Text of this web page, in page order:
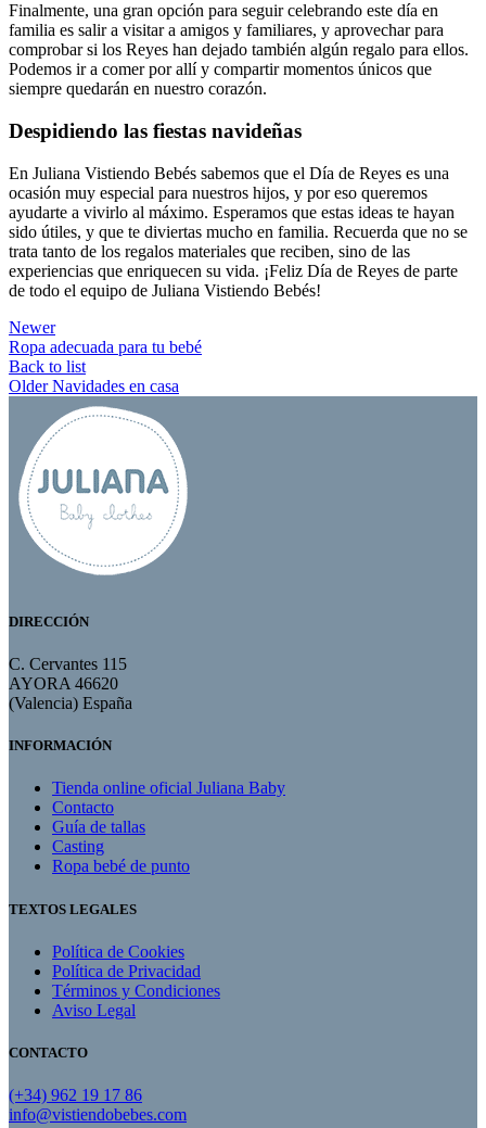
Finalmente, una gran opción para seguir celebrando este día en
familia es salir a visitar a amigos y familiares, y aprovechar para
comprobar si los Reyes han dejado también algún regalo para ellos.
Podemos ir a comer por allí y compartir momentos únicos que
siempre quedarán en nuestro corazón.
Despidiendo las fiestas navideñas
En Juliana Vistiendo Bebés sabemos que el Día de Reyes es una
ocasión muy especial para nuestros hijos, y por eso queremos
ayudarte a vivirlo al máximo. Esperamos que estas ideas te hayan
sido útiles, y que te diviertas mucho en familia. Recuerda que no se
trata tanto de los regalos materiales que reciben, sino de las
experiencias que enriquecen su vida. ¡Feliz Día de Reyes de parte
de todo el equipo de Juliana Vistiendo Bebés!
Newer
Ropa adecuada para tu bebé
Back to list
Older Navidades en casa
DIRECCIÓN
C. Cervantes 115
AYORA 46620
(Valencia) España
INFORMACIÓN
Tienda online oficial Juliana Baby
Contacto
Guía de tallas
Casting
Ropa bebé de punto
TEXTOS LEGALES
Política de Cookies
Política de Privacidad
Términos y Condiciones
Aviso Legal
CONTACTO
(+34) 962 19 17 86
info@vistiendobebes.com